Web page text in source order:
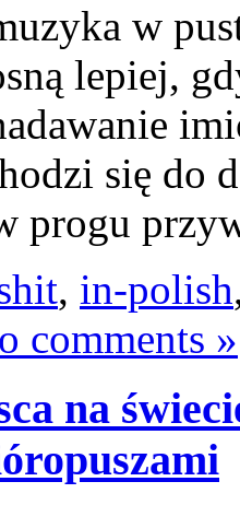
w
lepiej,
się do
progu
, in-polish
comments »
na